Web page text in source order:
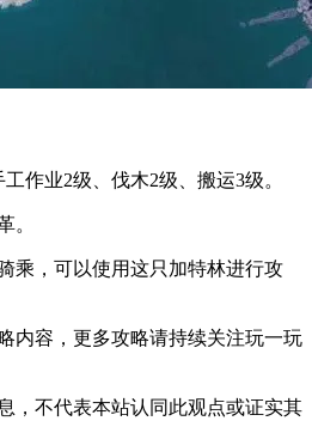
作业2级、伐木2级、搬运3级。
。
乘，可以使用这只加特林进行攻
内容，更多攻略请持续关注玩一玩
，不代表本站认同此观点或证实其